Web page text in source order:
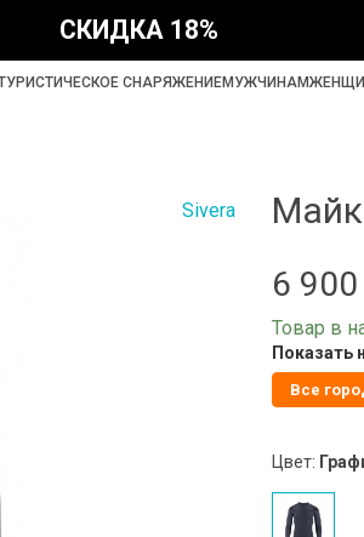
СКИДКА 18%
СНАРЯЖЕНИЕМУЖЧИНАМ
Sivera
6
Товар в
Показать
Все
Цвет: